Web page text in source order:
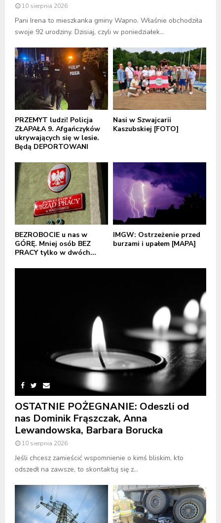
10 sierpnia 2026
Pani Irena to mieszkanka gminy Wapno. Właśnie obchodziła
swoje 92 urodziny. Dzisiaj, czyli w poniedziałek...
PRZEMYT ludzi! Policja
ZŁAPAŁA 9. Afgańczyków
ukrywających się w lesie.
Będą DEPORTOWANI
Nasi w Szwajcarii
Kaszubskiej [FOTO]
BEZROBOCIE u nas w
GÓRĘ. Mniej osób BEZ
PRACY tylko w dwóch...
IMGW: Ostrzeżenie przed
burzami i upałem [MAPA]
OSTATNIE POŻEGNANIE: Odeszli od
nas Dominik Frąszczak, Anna
Lewandowska, Barbara Borucka
10 sierpnia 2026
Jeśli chcesz zamieścić wspomnienie o kimś bliskim, kto
odszedł na zawsze, to skontaktuj się z...